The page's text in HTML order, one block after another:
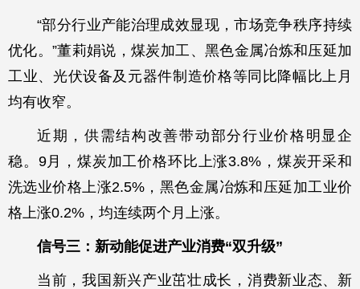
“部分行业产能治理成效显现，市场竞争秩序持续
优化。”董莉娟说，煤炭加工、黑色金属冶炼和压延加
工业、光伏设备及元器件制造价格等同比降幅比上月
均有收窄。
近期，供需结构改善带动部分行业价格明显企
稳。9月，煤炭加工价格环比上涨3.8%，煤炭开采和
洗选业价格上涨2.5%，黑色金属冶炼和压延加工业价
格上涨0.2%，均连续两个月上涨。
信号三：新动能促进产业消费“双升级”
当前，我国新兴产业茁壮成长，消费新业态、新